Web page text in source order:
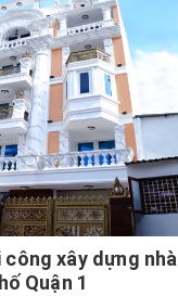
xây dựng nhà
Quận 1